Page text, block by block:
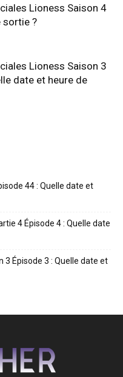
Lioness Saison 4
sortie ?
Lioness Saison 3
date et heure de
44 : Quelle date et
4 Épisode 4 : Quelle date
3 Épisode 3 : Quelle date et